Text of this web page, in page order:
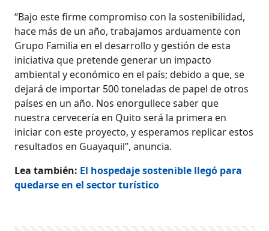
“Bajo este firme compromiso con la sostenibilidad,
hace más de un año, trabajamos arduamente con
Grupo Familia en el desarrollo y gestión de esta
iniciativa que pretende generar un impacto
ambiental y económico en el país; debido a que, se
dejará de importar 500 toneladas de papel de otros
países en un año. Nos enorgullece saber que
nuestra cervecería en Quito será la primera en
iniciar con este proyecto, y esperamos replicar estos
resultados en Guayaquil”, anuncia.
Lea también: El hospedaje sostenible llegó para
quedarse en el sector turístico